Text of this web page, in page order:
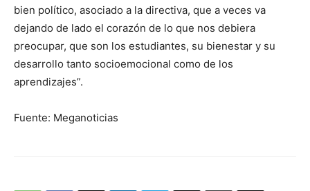
bien político, asociado a la directiva, que a veces va
dejando de lado el corazón de lo que nos debiera
preocupar, que son los estudiantes, su bienestar y su
desarrollo tanto socioemocional como de los
aprendizajes”.
Fuente: Meganoticias